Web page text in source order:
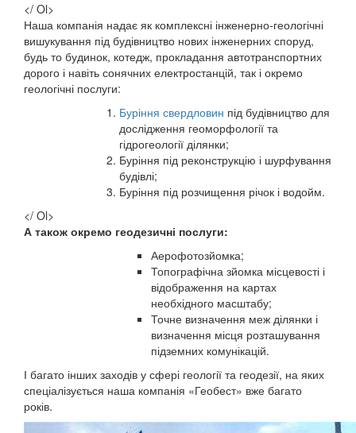
</ Ol>
Наша компанія надає як комплексні інженерно-геологічні
вишукування під будівництво нових інженерних споруд,
будь то будинок, котедж, прокладання автотранспортних
дорого і навіть сонячних електростанцій, так і окремо
геологічні послуги:
Буріння свердловин під будівництво для
дослідження геоморфології та
гідрогеології ділянки;
Буріння під реконструкцію і шурфування
будівлі;
Буріння під розчищення річок і водойм.
</ Ol>
А також окремо геодезичні послуги:
Аерофотозйомка;
Топографічна зйомка місцевості і
відображення на картах
необхідного масштабу;
Точне визначення меж ділянки і
визначення місця розташування
підземних комунікацій.
І багато інших заходів у сфері геології та геодезії, на яких
спеціалізується наша компанія «Геобест» вже багато
років.